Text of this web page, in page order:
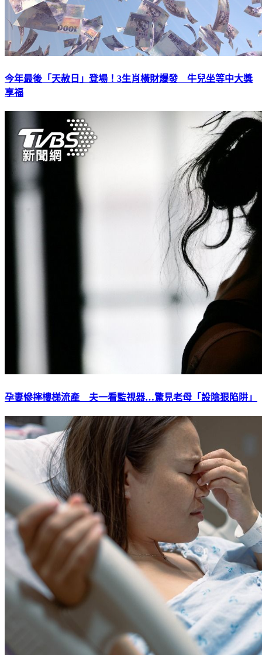
今年最後「天赦日」登場！3生肖橫財爆發 牛兒坐等中大獎
享福
孕妻慘摔樓梯流產 夫一看監視器…驚見老母「設陰狠陷阱」